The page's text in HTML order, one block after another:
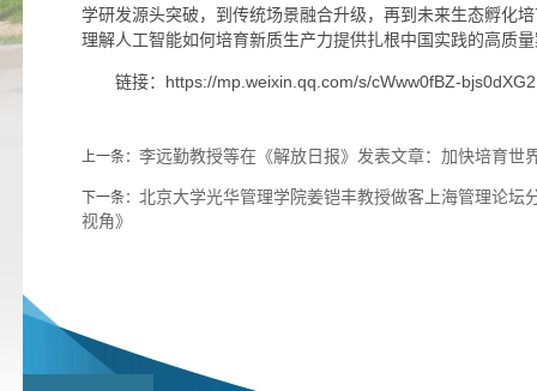
学研发源头突破，到传统场景融合升级，再到未来生态孵化
理解人工智能如何培育新质生产力提供扎根中国实践的高质
链接：https://mp.weixin.qq.com/s/cWww0fBZ-
上一条： 李远勤教授等在《解放日报》发表文章：加快培育世
下一条： 北京大学光华管理学院姜铠丰教授做客上海管理论坛
视角》